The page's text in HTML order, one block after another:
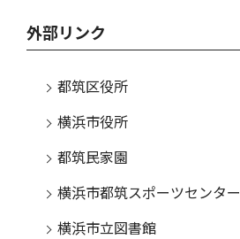
外部リンク
都筑区役所
横浜市役所
都筑民家園
横浜市都筑スポーツセンター
横浜市立図書館